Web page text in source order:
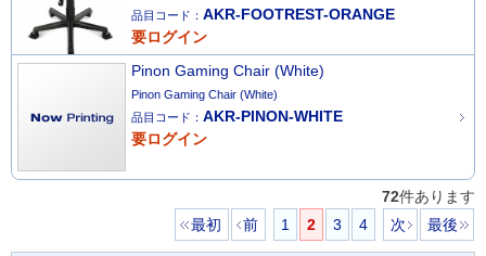
品目コード： AKR-FOOTREST-ORANGE
要ログイン
Pinon Gaming Chair (White)
Pinon Gaming Chair (White)
品目コード： AKR-PINON-WHITE
要ログイン
72件あります
最初
前 1 2 3 4 次 最後